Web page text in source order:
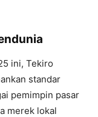
ini, Tekiro
standar
pemimpin pasar
merek lokal